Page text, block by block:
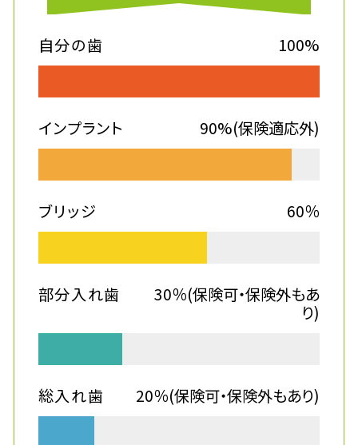
自分の歯 100%
インプラント 90%(保険適応外)
ブリッジ 60％
部分入れ歯
30％(保険可・保険外もあ
り)
総入れ歯 20％(保険可・保険外もあり)